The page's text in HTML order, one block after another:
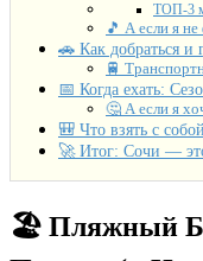
ТОП-3
🎵 А если я
🚗 Как добраться и
🚆
📅 Когда ехать:
🤔 А если я
🎒 Что взять с
🚀 Итог: Сочи —
🏖️ Пляжный